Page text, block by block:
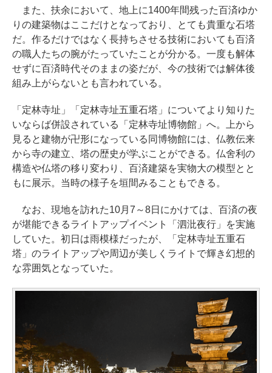
また、扶余において、地上に1400年間残った百済ゆか
りの建築物はここだけとなっており、とても貴重な石塔
だ。作るだけではなく長持ちさせる技術においても百済
の職人たちの腕がたっていたことが分かる。一度も解体
せずに百済時代そのままの姿だが、今の技術では解体後
組み上がらないとも言われている。
「定林寺址」「定林寺址五重石塔」についてより知りた
いならば併設されている「定林寺址博物館」へ。上から
見ると建物が卍形になっている同博物館には、仏教伝来
から寺の建立、塔の歴史が学ぶことができる。仏舍利の
構造や仏塔の移り変わり、百済建築を実物大の模型とと
もに展示。当時の様子を垣間みることもできる。
なお、現地を訪れた10月7～8日にかけては、百済の夜
が堪能できるライトアップイベント「泗沘夜行」を実施
していた。初日は雨模様だったが、「定林寺址五重石
塔」のライトアップや周辺が美しくライトで輝き幻想的
な雰囲気となっていた。